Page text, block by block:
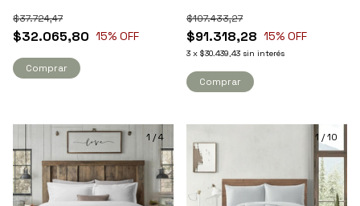
$32.065,80
$37.724,47
15% OFF
Comprar
$91.318,28
$107.433,27
15% OFF
3 x $30.439,43 sin interés
Comprar
1 /4 1 /10